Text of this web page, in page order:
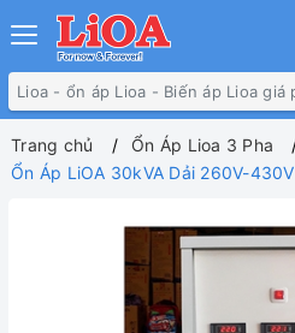
Trang chủ
Ổn Áp Lioa 3 Pha
Ổn Áp LiOA 30kVA Dải 260V-430V